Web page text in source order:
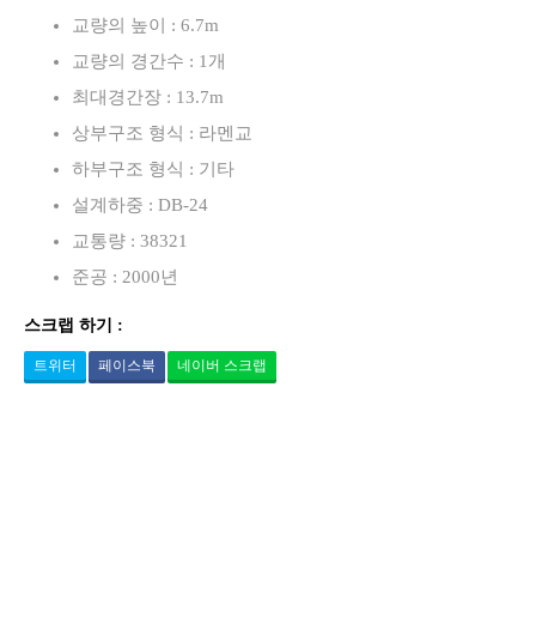
교량의 높이 : 6.7m
교량의 경간수 : 1개
최대경간장 : 13.7m
상부구조 형식 : 라멘교
하부구조 형식 : 기타
설계하중 : DB-24
교통량 : 38321
준공 : 2000년
스크랩 하기 :
트위터 페이스북 네이버 스크랩